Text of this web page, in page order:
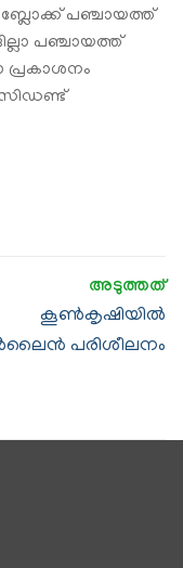
ബ്ലോക്ക് പഞ്ചായത്ത്
പഞ്ചായത്ത്
പ്രകാശനം
കൂണ്‍കൃഷിയിൽ
പരിശീലനം